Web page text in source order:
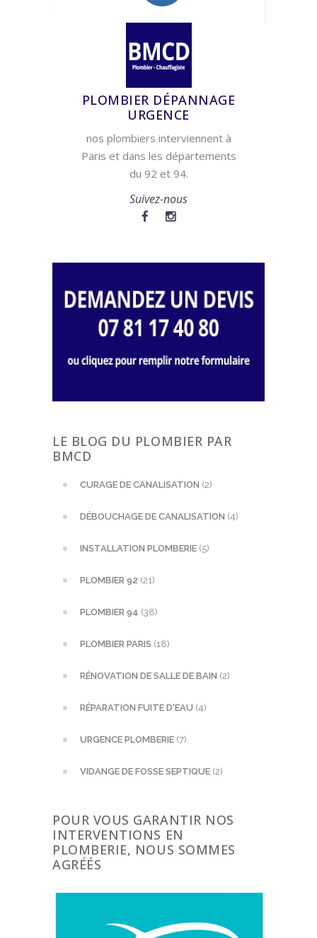
PLOMBIER DÉPANNAGE
URGENCE
nos plombiers interviennent à
Paris et dans les départements
du 92 et 94.
Suivez-nous
LE BLOG DU PLOMBIER PAR
BMCD
CURAGE DE CANALISATION (2)
DÉBOUCHAGE DE CANALISATION (4)
INSTALLATION PLOMBERIE (5)
PLOMBIER 92 (21)
PLOMBIER 94 (38)
PLOMBIER PARIS (18)
RÉNOVATION DE SALLE DE BAIN (2)
RÉPARATION FUITE D'EAU (4)
URGENCE PLOMBERIE (7)
VIDANGE DE FOSSE SEPTIQUE (2)
POUR VOUS GARANTIR NOS
INTERVENTIONS EN
PLOMBERIE, NOUS SOMMES
AGRÉÉS